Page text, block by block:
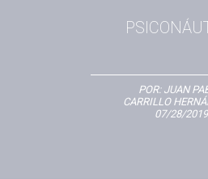
POR: JUAN
CARRILLO
07/28/2019